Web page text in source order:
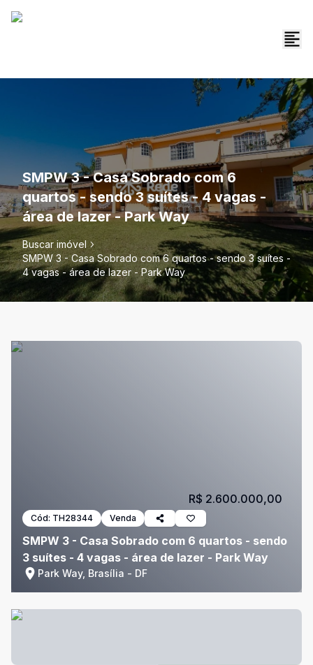
SMPW 3 - Casa Sobrado com 6
quartos - sendo 3 suítes - 4 vagas -
área de lazer - Park Way
Buscar imóvel
SMPW 3 - Casa Sobrado com 6 quartos - sendo 3 suítes -
4 vagas - área de lazer - Park Way
Cód: TH28344 Venda
SMPW 3 - Casa Sobrado com 6 quartos - sendo
3 suítes - 4 vagas - área de lazer - Park Way
Park Way, Brasília - DF
R$ 2.600.000,00